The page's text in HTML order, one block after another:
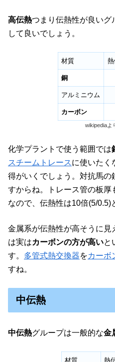
高伝熱つまり伝熱性が良いグ
して良いでしょう。
材質
銅
アルミニウム
カーボン
wikipediaよ
化学プラントで使う範囲では
スチームトレースに使いたく
得がいくでしょう。対抗馬の
すからね。トレース管の板厚
なので、伝熱性は10倍(5/0.5)
金属系が伝熱性が高そうに
は実はカーボンの方が高いと
す。 多管式熱交換器をカーボ
すね。
中伝熱
中伝熱グループは一般的な金
材質 熱